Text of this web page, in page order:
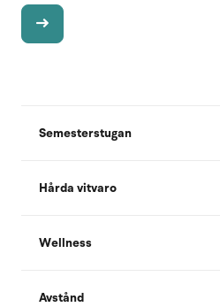
Semesterstugan
Hårda vitvaro
Wellness
Avstånd